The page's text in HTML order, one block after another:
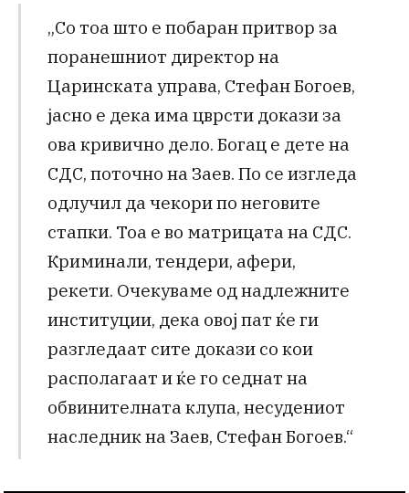
„Со тоа што е побаран притвор за
поранешниот директор на
Царинската управа, Стефан Богоев,
јасно е дека има цврсти докази за
ова кривично дело. Богац е дете на
СДС, поточно на Заев. По се изгледа
одлучил да чекори по неговите
стапки. Тоа е во матрицата на СДС.
Криминали, тендери, афери,
рекети. Очекуваме од надлежните
институции, дека овој пат ќе ги
разгледаат сите докази со кои
располагаат и ќе го седнат на
обвинителната клупа, несудениот
наследник на Заев, Стефан Богоев.“